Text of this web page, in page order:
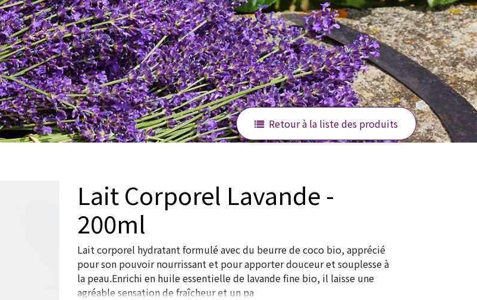
Retour à la liste des produits
Lait Corporel Lavande -
200ml
Lait corporel hydratant formulé avec du beurre de coco bio, apprécié
pour son pouvoir nourrissant et pour apporter douceur et souplesse à
la peau.Enrichi en huile essentielle de lavande fine bio, il laisse une
agréable sensation de fraîcheur et un pa